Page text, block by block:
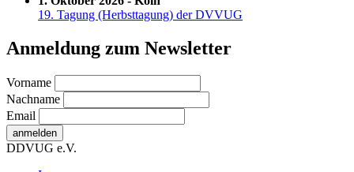
19. Tagung (Herbsttagung) der DVVUG
Anmeldung zum Newsletter
Vorname
Nachname
Email
DDVUG e.V.